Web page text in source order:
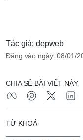
Tác giả: depweb
Đăng vào ngày: 08/01/
CHIA SẺ BÀI VIẾT NÀY
TỪ KHOÁ